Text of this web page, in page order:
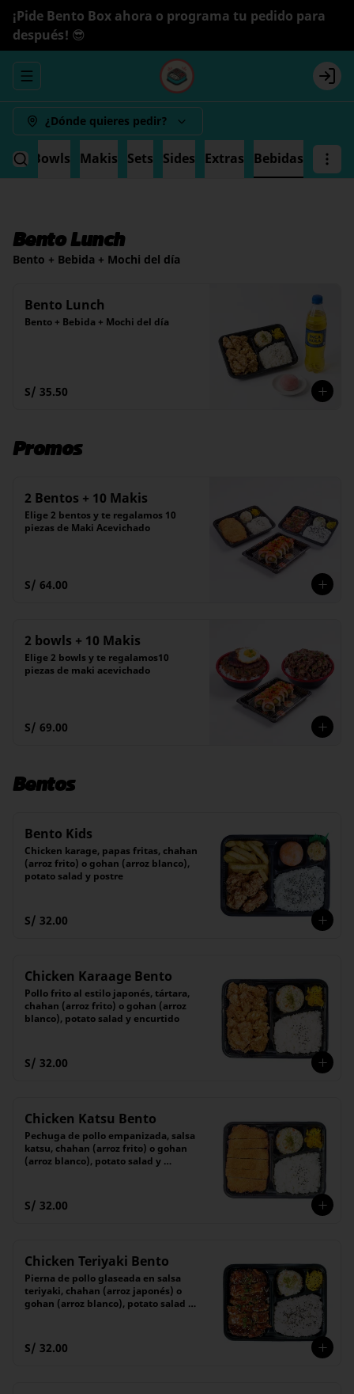
¡Pide Bento Box ahora o programa tu pedido para
después! 😎
Abrir menu de navegación
¿Dónde quieres pedir?
Bowls Makis Sets Sides Extras Bebidas
Bento Lunch
Bento + Bebida + Mochi del día
Bento Lunch
Bento + Bebida + Mochi del día
S/ 35.50
Promos
2 Bentos + 10 Makis
Elige 2 bentos y te regalamos 10
piezas de Maki Acevichado
S/ 64.00
2 bowls + 10 Makis
Elige 2 bowls y te regalamos10
piezas de maki acevichado
S/ 69.00
Bentos
Bento Kids
Chicken karage, papas fritas, chahan
(arroz frito) o gohan (arroz blanco),
potato salad y postre
S/ 32.00
Chicken Karaage Bento
Pollo frito al estilo japonés, tártara,
chahan (arroz frito) o gohan (arroz
blanco), potato salad y encurtido
S/ 32.00
Chicken Katsu Bento
Pechuga de pollo empanizada, salsa
katsu, chahan (arroz frito) o gohan
(arroz blanco), potato salad y
S/ 32.00
Chicken Teriyaki Bento
Pierna de pollo glaseada en salsa
teriyaki, chahan (arroz japonés) o
gohan (arroz blanco), potato salad y
S/ 32.00